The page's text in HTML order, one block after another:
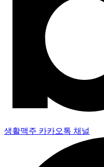
생활맥주 카카오톡 채널